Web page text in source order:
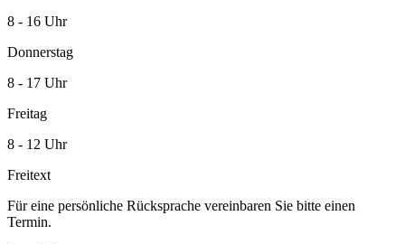
8 - 16 Uhr
Donnerstag
8 - 17 Uhr
Freitag
8 - 12 Uhr
Freitext
Für eine persönliche Rücksprache vereinbaren Sie bitte einen
Termin.